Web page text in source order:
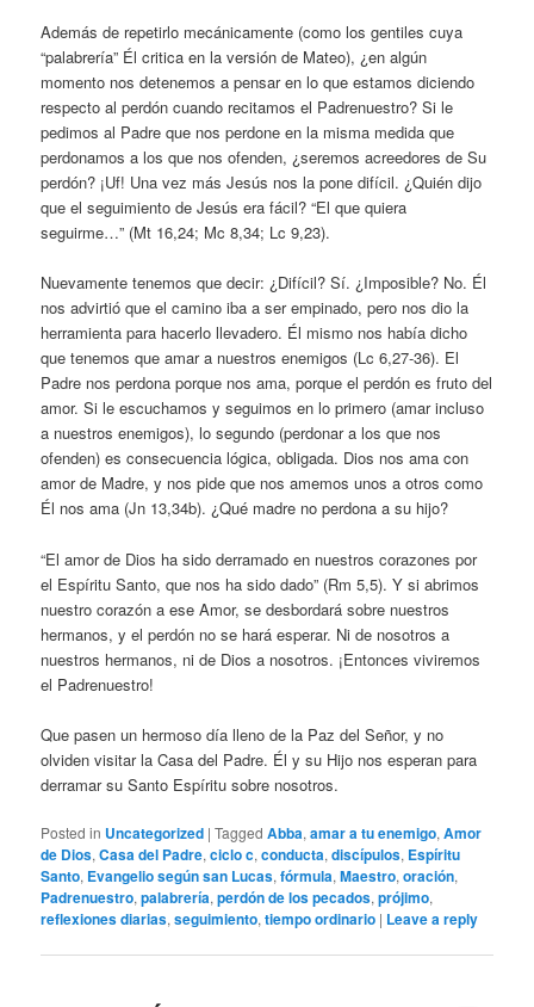
Además de repetirlo mecánicamente (como los gentiles cuya
“palabrería” Él critica en la versión de Mateo), ¿en algún
momento nos detenemos a pensar en lo que estamos diciendo
respecto al perdón cuando recitamos el Padrenuestro? Si le
pedimos al Padre que nos perdone en la misma medida que
perdonamos a los que nos ofenden, ¿seremos acreedores de Su
perdón? ¡Uf! Una vez más Jesús nos la pone difícil. ¿Quién dijo
que el seguimiento de Jesús era fácil? “El que quiera
seguirme…” (Mt 16,24; Mc 8,34; Lc 9,23).
Nuevamente tenemos que decir: ¿Difícil? Sí. ¿Imposible? No. Él
nos advirtió que el camino iba a ser empinado, pero nos dio la
herramienta para hacerlo llevadero. Él mismo nos había dicho
que tenemos que amar a nuestros enemigos (Lc 6,27-36). El
Padre nos perdona porque nos ama, porque el perdón es fruto del
amor. Si le escuchamos y seguimos en lo primero (amar incluso
a nuestros enemigos), lo segundo (perdonar a los que nos
ofenden) es consecuencia lógica, obligada. Dios nos ama con
amor de Madre, y nos pide que nos amemos unos a otros como
Él nos ama (Jn 13,34b). ¿Qué madre no perdona a su hijo?
“El amor de Dios ha sido derramado en nuestros corazones por
el Espíritu Santo, que nos ha sido dado” (Rm 5,5). Y si abrimos
nuestro corazón a ese Amor, se desbordará sobre nuestros
hermanos, y el perdón no se hará esperar. Ni de nosotros a
nuestros hermanos, ni de Dios a nosotros. ¡Entonces viviremos
el Padrenuestro!
Que pasen un hermoso día lleno de la Paz del Señor, y no
olviden visitar la Casa del Padre. Él y su Hijo nos esperan para
derramar su Santo Espíritu sobre nosotros.
Posted in Uncategorized |Tagged Abba,amar a tu enemigo,Amor
de Dios,Casa del Padre,ciclo c,conducta,discípulos, Espíritu
Santo, Evangelio según san Lucas,fórmula,Maestro,oración,
Padrenuestro,palabrería,perdón de los pecados,prójimo,
reflexiones diarias,seguimiento,tiempo ordinario | Leave a reply